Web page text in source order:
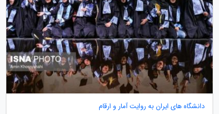
دانشگاه های ایران به روایت آمار و ارقام